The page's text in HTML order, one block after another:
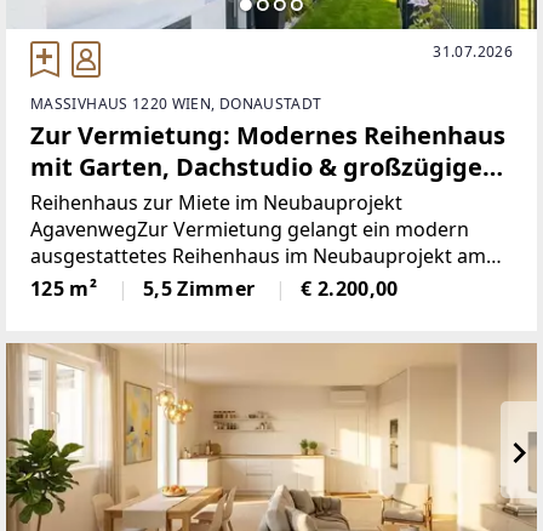
31.07.2026
MASSIVHAUS 1220 WIEN, DONAUSTADT
Zur Vermietung: Modernes Reihenhaus
mit Garten, Dachstudio & großzügigem
Keller in ruhiger Lage in Wien 1220
Reihenhaus zur Miete im Neubauprojekt
AgavenwegZur Vermietung gelangt ein modern
ausgestattetes Reihenhaus im Neubauprojekt am
Agavenweg im 22. Wiener Gemeindebezirk. Das
Projekt umfasst insgesamt 15 Häuser und
125 m² 5,5 Zimmer € 2.200,00